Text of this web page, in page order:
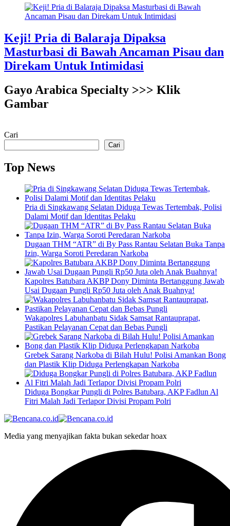
Keji! Pria di Balaraja Dipaksa
Masturbasi di Bawah Ancaman Pisau dan
Direkam Untuk Intimidasi
Gayo Arabica Specialty >>> Klik
Gambar
Cari
Cari
Top News
Pria di Singkawang Selatan Diduga Tewas Tertembak, Polisi
Dalami Motif dan Identitas Pelaku
Dugaan THM “ATR” di By Pass Rantau Selatan Buka Tanpa
Izin, Warga Soroti Peredaran Narkoba
Kapolres Batubara AKBP Dony Diminta Bertanggung Jawab
Usai Dugaan Pungli Rp50 Juta oleh Anak Buahnya!
Wakapolres Labuhanbatu Sidak Samsat Rantauprapat,
Pastikan Pelayanan Cepat dan Bebas Pungli
Grebek Sarang Narkoba di Bilah Hulu! Polisi Amankan Bong
dan Plastik Klip Diduga Perlengkapan Narkoba
Diduga Bongkar Pungli di Polres Batubara, AKP Fadlun Al
Fitri Malah Jadi Terlapor Divisi Propam Polri
Media yang menyajikan fakta bukan sekedar hoax